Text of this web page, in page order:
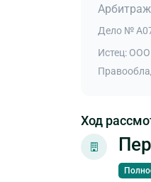
Дело №
Истец:
Ход